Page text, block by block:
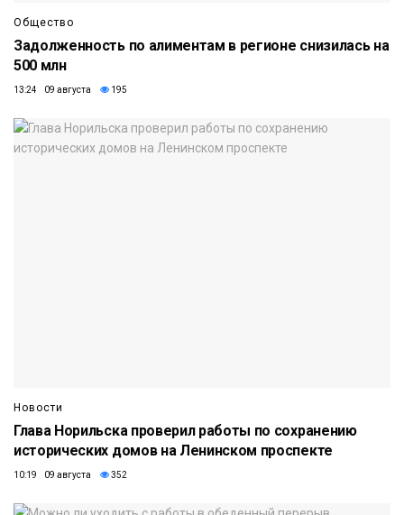
Общество
Задолженность по алиментам в регионе снизилась на
500 млн
13:24 09 августа 195
Новости
Глава Норильска проверил работы по сохранению
исторических домов на Ленинском проспекте
10:19 09 августа 352